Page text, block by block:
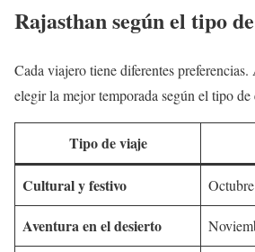
Rajasthan según el tipo
Cada viajero tiene diferentes
elegir la mejor temporada según el tipo de
Tipo de viaje
Cultural y festivo
Aventura en el desierto